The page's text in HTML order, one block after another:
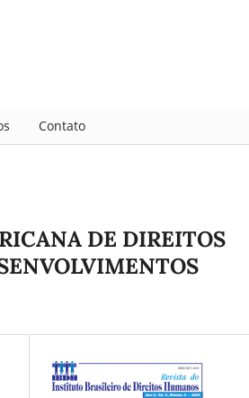
Contato
DE DIREITOS